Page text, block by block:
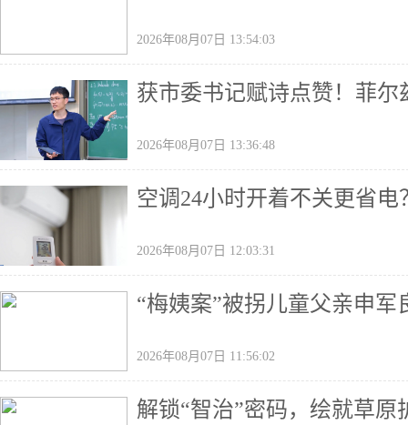
2026年08月07日 13:54:03
获市委书记赋诗点赞！菲尔
2026年08月07日 13:36:48
空调24小时开着不关更省电
2026年08月07日 12:03:31
“梅姨案”被拐儿童父亲申军
2026年08月07日 11:56:02
解锁“智治”密码，绘就草原